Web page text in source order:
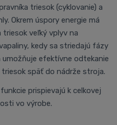
triesok (cyklovanie) a
Okrem úspory energie má
triesok veľký vplyv na
kedy sa striedajú fázy
efektívne odtekanie
späť do nádrže stroja.
prispievajú k celkovej
vo výrobe.